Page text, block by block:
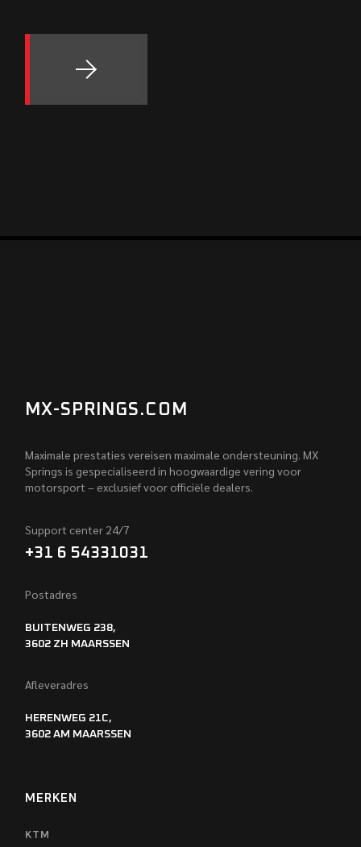
MX-SPRINGS.COM
Maximale prestaties vereisen maximale ondersteuning. MX
Springs is gespecialiseerd in hoogwaardige vering voor
motorsport – exclusief voor officiële dealers.
Support center 24/7
+31 6 54331031
Postadres
BUITENWEG 238,
3602 ZH MAARSSEN
Afleveradres
HERENWEG 21C,
3602 AM MAARSSEN
MERKEN
KTM